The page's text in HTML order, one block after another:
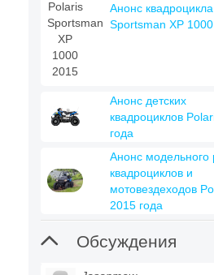
Анонс
Sportsman XP
Анонс детских
квадроциклов
года
Анонс модельного
квадроциклов и
мотовездеходов
2015 года
 Обсуждения